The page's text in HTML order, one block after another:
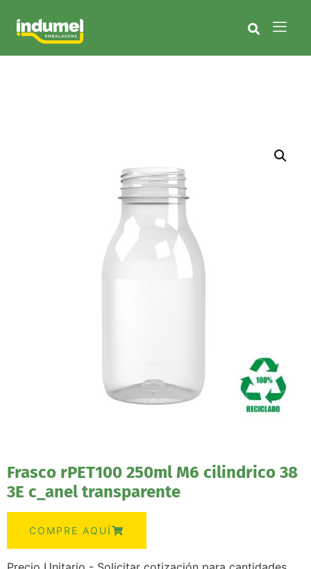
Frasco rPET100 250ml M6 cilindrico 38
3E c_anel transparente
COMPRE AQUÍ